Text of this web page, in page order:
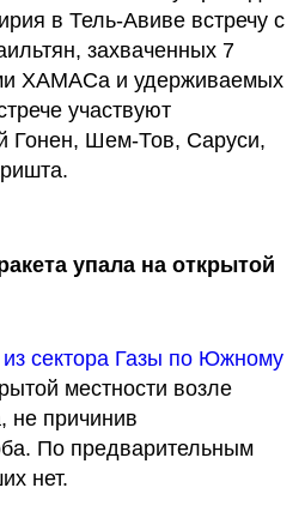
в Тель-Авиве встречу с
захваченных 7
ХАМАСа и удерживаемых
участвуют
Гонен, Шем-Тов, Саруси,
упала на открытой
сектора Газы по Южному
местности возле
не причинив
По предварительным
нет.